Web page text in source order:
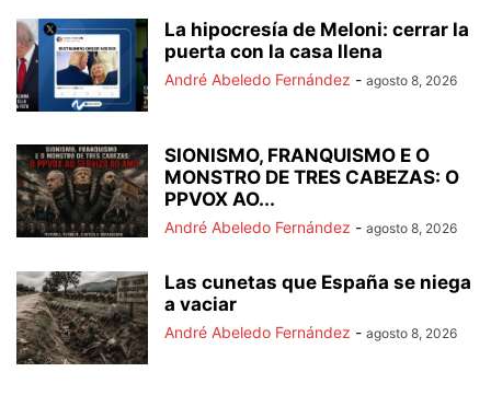
La hipocresía de Meloni: cerrar la
puerta con la casa llena
André Abeledo Fernández - agosto 8, 2026
SIONISMO, FRANQUISMO E O
MONSTRO DE TRES CABEZAS: O
PPVOX AO...
André Abeledo Fernández - agosto 8, 2026
Las cunetas que España se niega
a vaciar
André Abeledo Fernández - agosto 8, 2026